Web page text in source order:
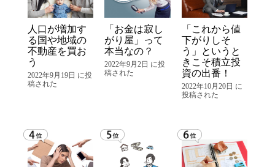
人口が増加す
る国や地域の
不動産を買お
う
2022年9月19日 に投
稿された
「お金は寂し
がり屋」って
本当なの？
2022年9月2日 に投
稿された
「これから値
下がりしそ
う」というと
きこそ積立投
資の出番！
2022年10月20日 に
投稿された